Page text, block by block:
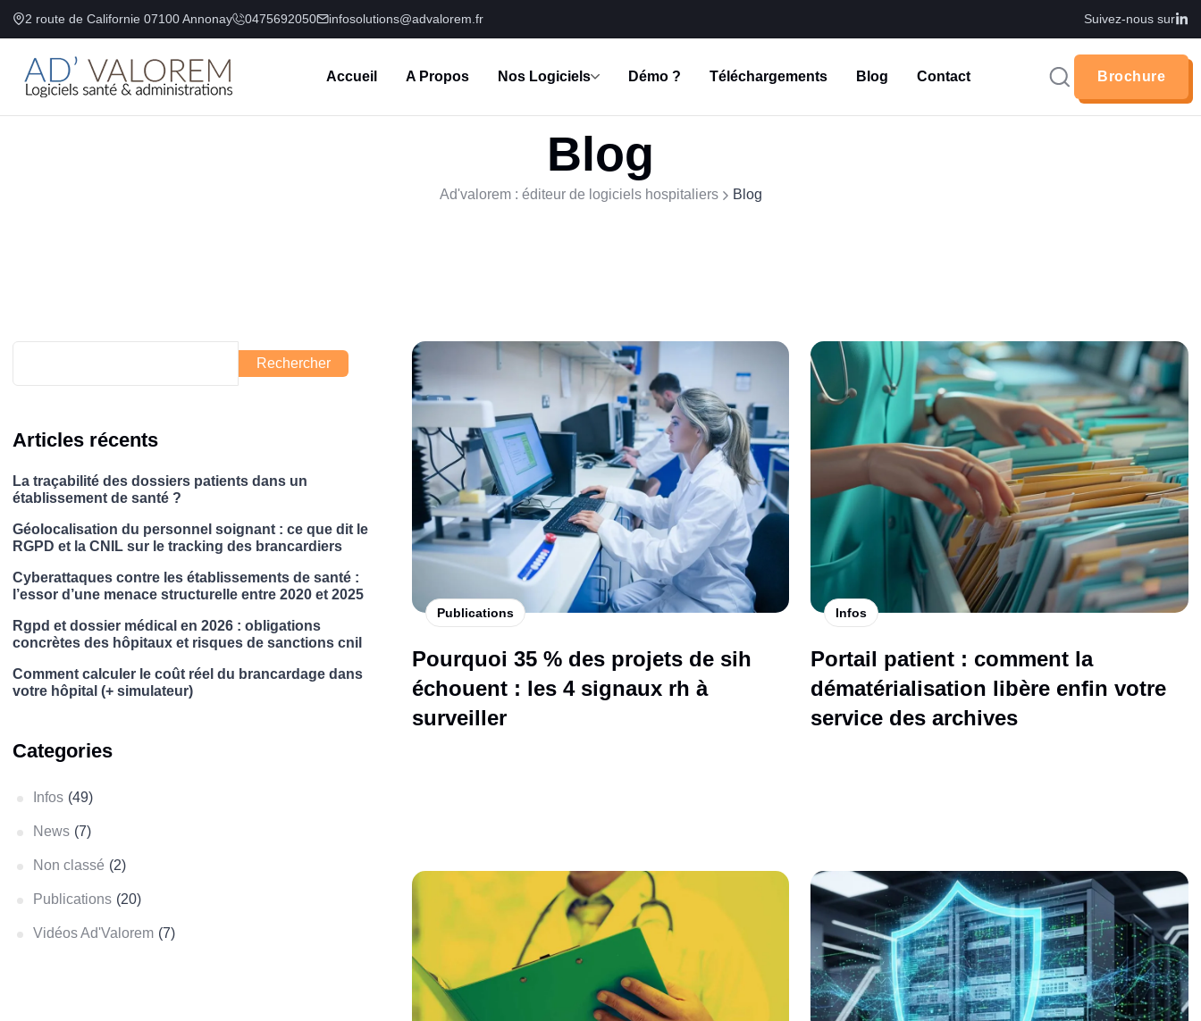
2 route de Californie 07100 Annonay 0475692050 infosolutions@advalorem.fr Suivez-nous sur
Accueil A Propos Nos Logiciels Démo ? Téléchargements Blog Contact
Brochure
Blog
Ad'valorem : éditeur de logiciels hospitaliers Blog
Publications
Pourquoi 35 % des projets de sih
échouent : les 4 signaux rh à
surveiller
Infos
Portail patient : comment la
dématérialisation libère enfin votre
service des archives
Rechercher
Articles récents
La traçabilité des dossiers patients dans un
établissement de santé ?
Géolocalisation du personnel soignant : ce que dit le
RGPD et la CNIL sur le tracking des brancardiers
Cyberattaques contre les établissements de santé :
l’essor d’une menace structurelle entre 2020 et 2025
Rgpd et dossier médical en 2026 : obligations
concrètes des hôpitaux et risques de sanctions cnil
Comment calculer le coût réel du brancardage dans
votre hôpital (+ simulateur)
Categories
Infos (49)
News (7)
Non classé (2)
Publications (20)
Vidéos Ad'Valorem (7)